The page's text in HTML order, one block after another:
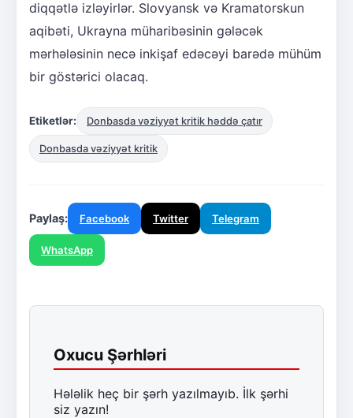
diqqətlə izləyirlər. Slovyansk və Kramatorskun
aqibəti, Ukrayna müharibəsinin gələcək
mərhələsinin necə inkişaf edəcəyi barədə mühüm
bir göstərici olacaq.
Etiketlər: Donbasda vəziyyət kritik həddə çatır
Donbasda vəziyyət kritik
Paylaş: Facebook Twitter Telegram
WhatsApp
Oxucu Şərhləri
Hələlik heç bir şərh yazılmayıb. İlk şərhi
siz yazın!